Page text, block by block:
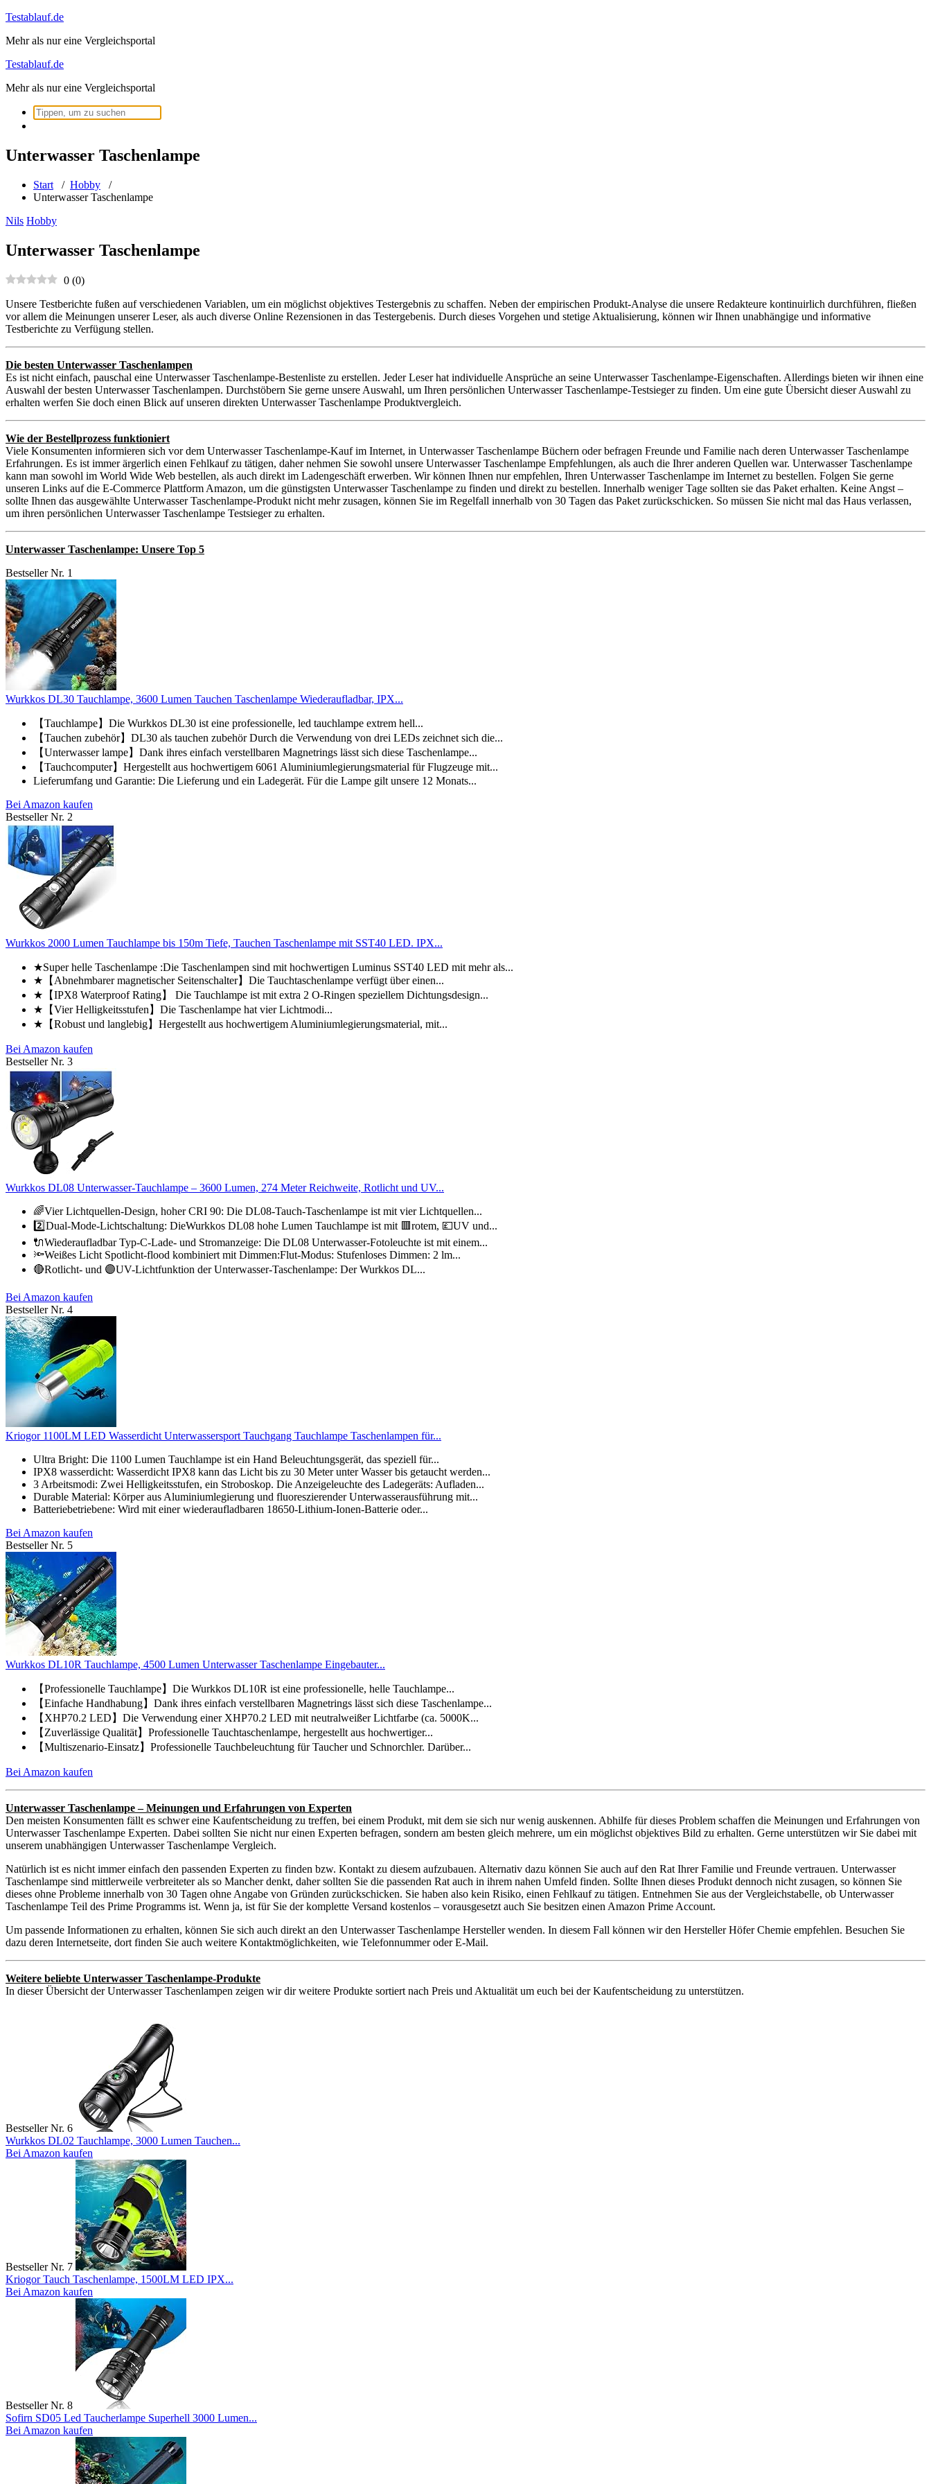
Zum
springen
Testablauf.de
Mehr als nur eine Vergleichsportal
Testablauf.de
Mehr als nur eine Vergleichsportal
Suchen
nach:
Unterwasser Taschenlampe
Start / Hobby /
Unterwasser Taschenlampe
Nils Hobby
Unterwasser Taschenlampe
0 (0)
Unsere Testberichte fußen auf verschiedenen Variablen, um ein möglichst objektives Testergebnis zu schaffen. Neben der empirischen Produkt-Analyse die unsere Redakteure kontinuirlich durchführen, fließen
vor allem die Meinungen unserer Leser, als auch diverse Online Rezensionen in das Testergebenis. Durch dieses Vorgehen und stetige Aktualisierung, können wir Ihnen unabhängige und informative
Testberichte zu Verfügung stellen.
Die besten Unterwasser Taschenlampen
Es ist nicht einfach, pauschal eine Unterwasser Taschenlampe-Bestenliste zu erstellen. Jeder Leser hat individuelle Ansprüche an seine Unterwasser Taschenlampe-Eigenschaften. Allerdings bieten wir ihnen eine
Auswahl der besten Unterwasser Taschenlampen. Durchstöbern Sie gerne unsere Auswahl, um Ihren persönlichen Unterwasser Taschenlampe-Testsieger zu finden. Um eine gute Übersicht dieser Auswahl zu
erhalten werfen Sie doch einen Blick auf unseren direkten Unterwasser Taschenlampe Produktvergleich.
Wie der Bestellprozess funktioniert
Viele Konsumenten informieren sich vor dem Unterwasser Taschenlampe-Kauf im Internet, in Unterwasser Taschenlampe Büchern oder befragen Freunde und Familie nach deren Unterwasser Taschenlampe
Erfahrungen. Es ist immer ärgerlich einen Fehlkauf zu tätigen, daher nehmen Sie sowohl unsere Unterwasser Taschenlampe Empfehlungen, als auch die Ihrer anderen Quellen war. Unterwasser Taschenlampe
kann man sowohl im World Wide Web bestellen, als auch direkt im Ladengeschäft erwerben. Wir können Ihnen nur empfehlen, Ihren Unterwasser Taschenlampe im Internet zu bestellen. Folgen Sie gerne
unseren Links auf die E-Commerce Plattform Amazon, um die günstigsten Unterwasser Taschenlampe zu finden und direkt zu bestellen. Innerhalb weniger Tage sollten sie das Paket erhalten. Keine Angst –
sollte Ihnen das ausgewählte Unterwasser Taschenlampe-Produkt nicht mehr zusagen, können Sie im Regelfall innerhalb von 30 Tagen das Paket zurückschicken. So müssen Sie nicht mal das Haus verlassen,
um ihren persönlichen Unterwasser Taschenlampe Testsieger zu erhalten.
Unterwasser Taschenlampe: Unsere Top 5
Bestseller Nr. 1
Wurkkos DL30 Tauchlampe, 3600 Lumen Tauchen Taschenlampe Wiederaufladbar, IPX...
【Tauchlampe】Die Wurkkos DL30 ist eine professionelle, led tauchlampe extrem hell...
【Tauchen zubehör】DL30 als tauchen zubehör Durch die Verwendung von drei LEDs zeichnet sich die...
【Unterwasser lampe】Dank ihres einfach verstellbaren Magnetrings lässt sich diese Taschenlampe...
【Tauchcomputer】Hergestellt aus hochwertigem 6061 Aluminiumlegierungsmaterial für Flugzeuge mit...
Lieferumfang und Garantie: Die Lieferung und ein Ladegerät. Für die Lampe gilt unsere 12 Monats...
Bei Amazon kaufen
Bestseller Nr. 2
Wurkkos 2000 Lumen Tauchlampe bis 150m Tiefe, Tauchen Taschenlampe mit SST40 LED. IPX...
★Super helle Taschenlampe :Die Taschenlampen sind mit hochwertigen Luminus SST40 LED mit mehr als...
★【Abnehmbarer magnetischer Seitenschalter】Die Tauchtaschenlampe verfügt über einen...
★【IPX8 Waterproof Rating】 Die Tauchlampe ist mit extra 2 O-Ringen speziellem Dichtungsdesign...
★【Vier Helligkeitsstufen】Die Taschenlampe hat vier Lichtmodi...
★【Robust und langlebig】Hergestellt aus hochwertigem Aluminiumlegierungsmaterial, mit...
Bei Amazon kaufen
Bestseller Nr. 3
Wurkkos DL08 Unterwasser-Tauchlampe – 3600 Lumen, 274 Meter Reichweite, Rotlicht und UV...
🌈Vier Lichtquellen-Design, hoher CRI 90: Die DL08-Tauch-Taschenlampe ist mit vier Lichtquellen...
2️⃣Dual-Mode-Lichtschaltung: DieWurkkos DL08 hohe Lumen Tauchlampe ist mit 🟥rotem, 💷UV und...
🔌Wiederaufladbar Typ-C-Lade- und Stromanzeige: Die DL08 Unterwasser-Fotoleuchte ist mit einem...
🔦Weißes Licht Spotlicht-flood kombiniert mit Dimmen:Flut-Modus: Stufenloses Dimmen: 2 lm...
🔴Rotlicht- und 🟣UV-Lichtfunktion der Unterwasser-Taschenlampe: Der Wurkkos DL...
Bei Amazon kaufen
Bestseller Nr. 4
Kriogor 1100LM LED Wasserdicht Unterwassersport Tauchgang Tauchlampe Taschenlampen für...
Ultra Bright: Die 1100 Lumen Tauchlampe ist ein Hand Beleuchtungsgerät, das speziell für...
IPX8 wasserdicht: Wasserdicht IPX8 kann das Licht bis zu 30 Meter unter Wasser bis getaucht werden...
3 Arbeitsmodi: Zwei Helligkeitsstufen, ein Stroboskop. Die Anzeigeleuchte des Ladegeräts: Aufladen...
Durable Material: Körper aus Aluminiumlegierung und fluoreszierender Unterwasserausführung mit...
Batteriebetriebene: Wird mit einer wiederaufladbaren 18650-Lithium-Ionen-Batterie oder...
Bei Amazon kaufen
Bestseller Nr. 5
Wurkkos DL10R Tauchlampe, 4500 Lumen Unterwasser Taschenlampe Eingebauter...
【Professionelle Tauchlampe】Die Wurkkos DL10R ist eine professionelle, helle Tauchlampe...
【Einfache Handhabung】Dank ihres einfach verstellbaren Magnetrings lässt sich diese Taschenlampe...
【XHP70.2 LED】Die Verwendung einer XHP70.2 LED mit neutralweißer Lichtfarbe (ca. 5000K...
【Zuverlässige Qualität】Professionelle Tauchtaschenlampe, hergestellt aus hochwertiger...
【Multiszenario-Einsatz】Professionelle Tauchbeleuchtung für Taucher und Schnorchler. Darüber...
Bei Amazon kaufen
Unterwasser Taschenlampe – Meinungen und Erfahrungen von Experten
Den meisten Konsumenten fällt es schwer eine Kaufentscheidung zu treffen, bei einem Produkt, mit dem sie sich nur wenig auskennen. Abhilfe für dieses Problem schaffen die Meinungen und Erfahrungen von
Unterwasser Taschenlampe Experten. Dabei sollten Sie nicht nur einen Experten befragen, sondern am besten gleich mehrere, um ein möglichst objektives Bild zu erhalten. Gerne unterstützen wir Sie dabei mit
unserem unabhängigen Unterwasser Taschenlampe Vergleich.
Natürlich ist es nicht immer einfach den passenden Experten zu finden bzw. Kontakt zu diesem aufzubauen. Alternativ dazu können Sie auch auf den Rat Ihrer Familie und Freunde vertrauen. Unterwasser
Taschenlampe sind mittlerweile verbreiteter als so Mancher denkt, daher sollten Sie die passenden Rat auch in ihrem nahen Umfeld finden. Sollte Ihnen dieses Produkt dennoch nicht zusagen, so können Sie
dieses ohne Probleme innerhalb von 30 Tagen ohne Angabe von Gründen zurückschicken. Sie haben also kein Risiko, einen Fehlkauf zu tätigen. Entnehmen Sie aus der Vergleichstabelle, ob Unterwasser
Taschenlampe Teil des Prime Programms ist. Wenn ja, ist für Sie der komplette Versand kostenlos – vorausgesetzt auch Sie besitzen einen Amazon Prime Account.
Um passende Informationen zu erhalten, können Sie sich auch direkt an den Unterwasser Taschenlampe Hersteller wenden. In diesem Fall können wir den Hersteller Höfer Chemie empfehlen. Besuchen Sie
dazu deren Internetseite, dort finden Sie auch weitere Kontaktmöglichkeiten, wie Telefonnummer oder E-Mail.
Weitere beliebte Unterwasser Taschenlampe-Produkte
In dieser Übersicht der Unterwasser Taschenlampen zeigen wir dir weitere Produkte sortiert nach Preis und Aktualität um euch bei der Kaufentscheidung zu unterstützen.
Bestseller Nr. 6
Wurkkos DL02 Tauchlampe, 3000 Lumen Tauchen...
Bei Amazon kaufen
Bestseller Nr. 7
Kriogor Tauch Taschenlampe, 1500LM LED IPX...
Bei Amazon kaufen
Bestseller Nr. 8
Sofirn SD05 Led Taucherlampe Superhell 3000 Lumen...
Bei Amazon kaufen